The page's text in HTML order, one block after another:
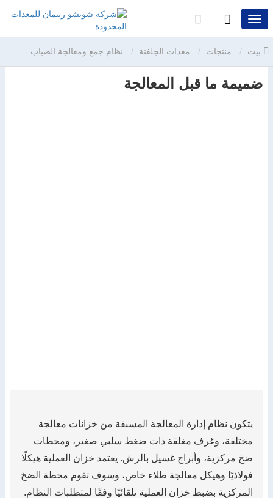
منتجات معدات الجلفنة نظام جمع ومعالجة الضباب
الحمضي ضميمة ما قبل المعالجة
ضميمة ما قبل المعالجة
يتكون نظام إدارة المعالجة المسبقة من خزانات معالجة
مختلفة، وغرف مغلقة ذات ضغط سلبي صغير، ومحطات
ضخ مركزية، وأبراج غسيل بالرش. يعتمد خزان العملية هيكلًا
فولاذيًا وهيكل معالجة طلاء خاص، وسوف تقوم محطة الضخ
المركزية بضبط خزان العملية تلقائيًا وفقًا لمتطلبات النظام.